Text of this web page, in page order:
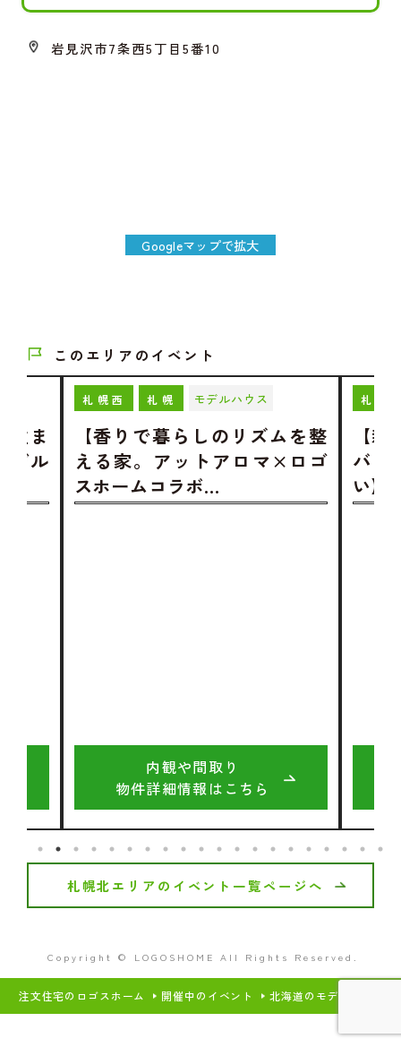
岩見沢市7条西5丁目5番10
Googleマップで拡大
このエリアのイベント
住ま
デル
札幌西 札幌 モデルハウス
【香りで暮らしのリズムを整
える家。アットアロマ×ロゴ
スホームコラボ…
内観や間取り
物件詳細情報はこちら
札幌
【
バ
い】
札幌北エリアのイベント一覧ページへ
Copyright © LOGOSHOME All Rights Reserved.
注文住宅のロゴスホーム 開催中のイベント 北海道のモデルハウス・